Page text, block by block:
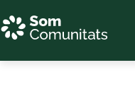
to
content